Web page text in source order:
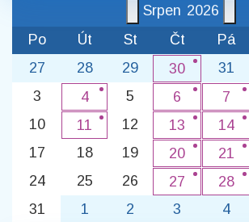
Srpen 2026
Po
Út St Čt Pá
27
28 29 30 31
3
4 5 6 7
10
11 12 13 14
17
18 19 20 21
24
25 26 27 28
31
1 2 3 4